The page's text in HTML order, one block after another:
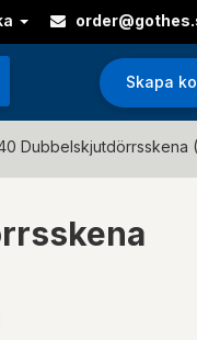
Skapa
Dubbelskjutdörrsskena